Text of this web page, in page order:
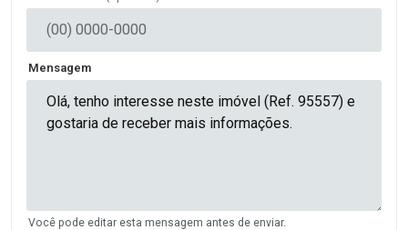
Mensagem
Você pode editar esta mensagem antes de enviar.